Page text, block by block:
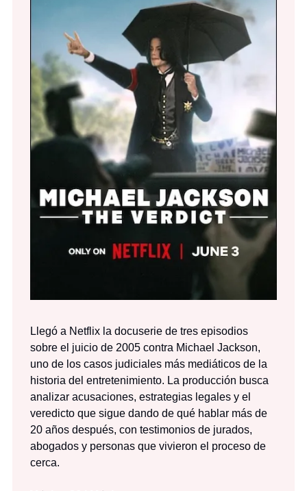
Llegó a Netflix la docuserie de tres episodios
sobre el juicio de 2005 contra Michael Jackson,
uno de los casos judiciales más mediáticos de la
historia del entretenimiento. La producción busca
analizar acusaciones, estrategias legales y el
veredicto que sigue dando de qué hablar más de
20 años después, con testimonios de jurados,
abogados y personas que vivieron el proceso de
cerca.